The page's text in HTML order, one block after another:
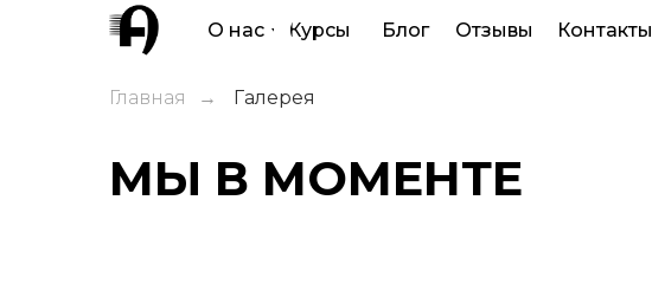
О нас Контакты
Отзывы
Блог
Курсы
Главная → Галерея
МЫ В МОМЕНТЕ